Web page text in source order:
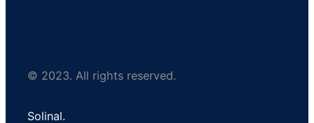
© 2023. All rights reserved.
Solinal.